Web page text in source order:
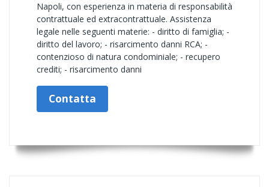
Napoli, con esperienza in materia di responsabilità
contrattuale ed extracontrattuale. Assistenza
legale nelle seguenti materie: - diritto di famiglia; -
diritto del lavoro; - risarcimento danni RCA; -
contenzioso di natura condominiale; - recupero
crediti; - risarcimento danni
Contatta